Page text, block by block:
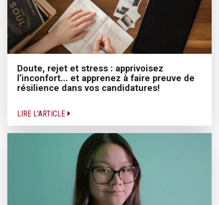
Doute, rejet et stress : apprivoisez
l’inconfort... et apprenez à faire preuve de
résilience dans vos candidatures!
LIRE L'ARTICLE